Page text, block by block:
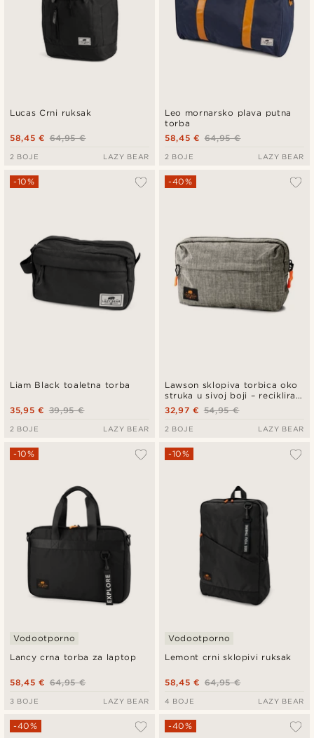
Lucas Crni ruksak
64,95 €
58,45 €
2 BOJE LAZY BEAR
Leo mornarsko plava putna
torba
64,95 €
58,45 €
2 BOJE LAZY BEAR
Liam Black toaletna torba
-10%
39,95 €
35,95 €
2 BOJE LAZY BEAR
Lawson sklopiva torbica oko
struka u sivoj boji – reciklirani
PET
-40%
54,95 €
32,97 €
2 BOJE LAZY BEAR
Lancy crna torba za laptop
-10%
Vodootporno
64,95 €
58,45 €
3 BOJE LAZY BEAR
Lemont crni sklopivi ruksak
-10%
Vodootporno
64,95 €
58,45 €
4 BOJE LAZY BEAR
-40% -40%